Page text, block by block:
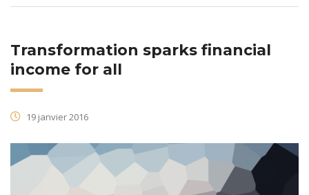
Transformation sparks financial
income for all
19 janvier 2016